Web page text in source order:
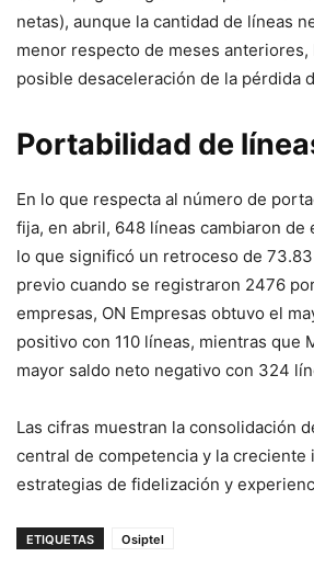
netas), aunque la cantidad de líneas
menor respecto de meses
posible desaceleración de la pérdida
Portabilidad de
En lo que respecta al número de
fija, en abril, 648 líneas cambiaron de
lo que significó un retroceso de
previo cuando se registraron 2476
empresas, ON Empresas obtuvo el
positivo con 110 líneas, mientras que
mayor saldo neto negativo con 324
Las cifras muestran la consolidación
central de competencia y la creciente
estrategias de fidelización y
ETIQUETAS Osiptel